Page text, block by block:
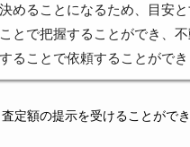
めることになるため、目安と
とで把握することができ、
ることで依頼することができ
定額の提示を受けることがで